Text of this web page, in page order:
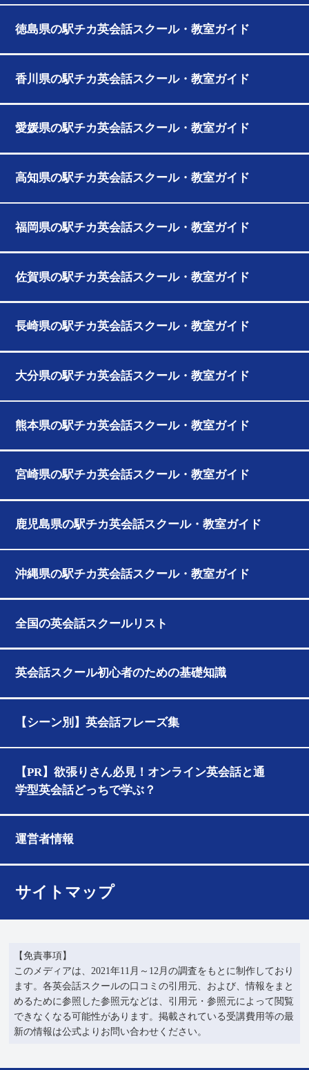
徳島県の駅チカ英会話スクール・教室ガイド
香川県の駅チカ英会話スクール・教室ガイド
愛媛県の駅チカ英会話スクール・教室ガイド
高知県の駅チカ英会話スクール・教室ガイド
福岡県の駅チカ英会話スクール・教室ガイド
佐賀県の駅チカ英会話スクール・教室ガイド
長崎県の駅チカ英会話スクール・教室ガイド
大分県の駅チカ英会話スクール・教室ガイド
熊本県の駅チカ英会話スクール・教室ガイド
宮崎県の駅チカ英会話スクール・教室ガイド
鹿児島県の駅チカ英会話スクール・教室ガイド
沖縄県の駅チカ英会話スクール・教室ガイド
全国の英会話スクールリスト
英会話スクール初心者のための基礎知識
【シーン別】英会話フレーズ集
【PR】欲張りさん必見！オンライン英会話と通
学型英会話どっちで学ぶ？
運営者情報
サイトマップ
【免責事項】
このメディアは、2021年11月～12月の調査をもとに制作しており
ます。各英会話スクールの口コミの引用元、および、情報をまと
めるために参照した参照元などは、引用元・参照元によって閲覧
できなくなる可能性があります。掲載されている受講費用等の最
新の情報は公式よりお問い合わせください。